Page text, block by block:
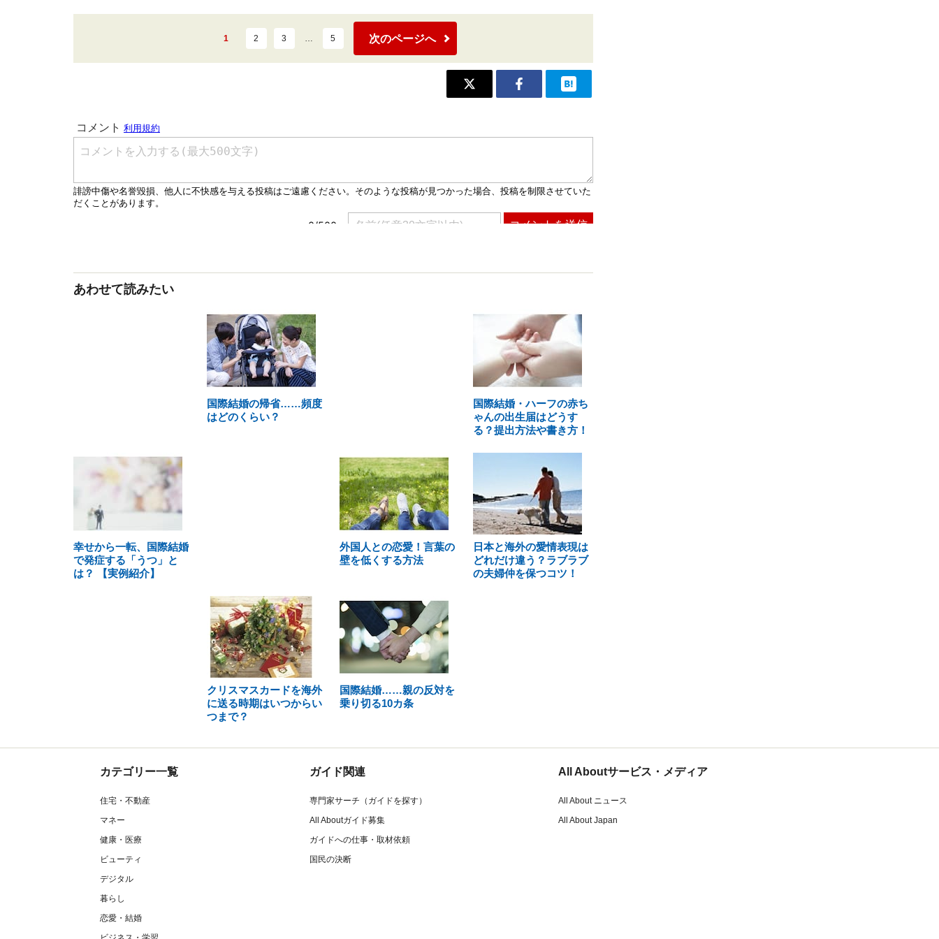
1 2 3 … 5 次のページへ
あわせて読みたい
国際結婚の帰省……頻度
はどのくらい？
国際結婚・ハーフの赤ち
ゃんの出生届はどうす
る？提出方法や書き方！
幸せから一転、国際結婚
で発症する「うつ」と
は？ 【実例紹介】
外国人との恋愛！言葉の
壁を低くする方法
日本と海外の愛情表現は
どれだけ違う？ラブラブ
の夫婦仲を保つコツ！
クリスマスカードを海外
に送る時期はいつからい
つまで？
国際結婚……親の反対を
乗り切る10カ条
カテゴリー一覧
住宅・不動産
マネー
健康・医療
ビューティ
デジタル
暮らし
恋愛・結婚
ガイド関連
専門家サーチ（ガイドを探す）
All Aboutガイド募集
ガイドへの仕事・取材依頼
国民の決断
All Aboutサービス・メディア
All About ニュース
All About Japan